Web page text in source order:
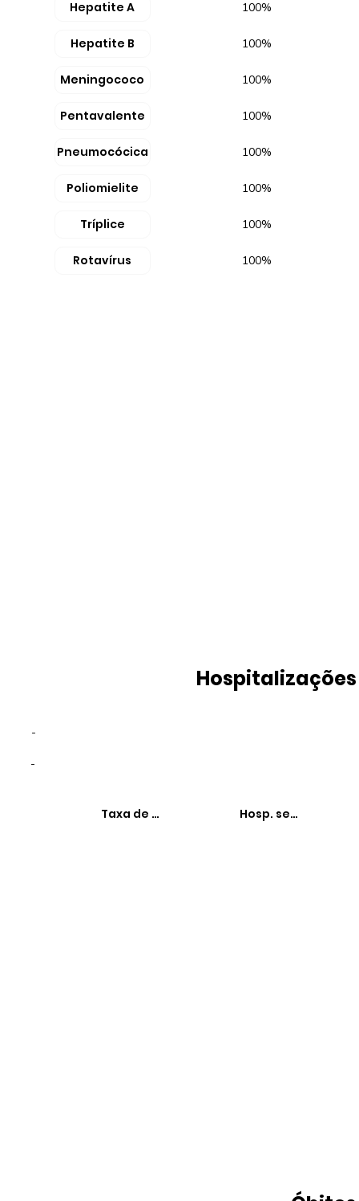
Hepatite A
Hepatite B
Meningococo
Pentavalente
Pneumocócica
Poliomielite
Tríplice
Rotavírus
100%
100%
100%
100%
100%
100%
100%
100%
Taxa de hospitalizaçõesHosp. sensíveis à
-
-
Hospitalizações